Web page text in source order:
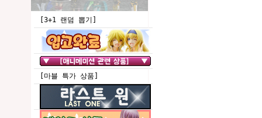
[3+1 랜덤 뽑기]
[마블 특가 상품]